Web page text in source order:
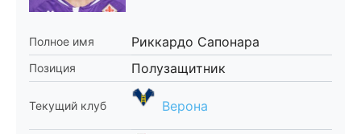
Полное имя Риккардо Сапонара
Позиция Полузащитник
Текущий клуб Верона